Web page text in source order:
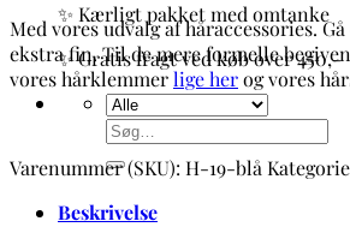
✨ Kærligt pakket med omtanke
✨ Gratis fragt ved køb over 450,-
Søg
Med vores udvalg af håraccessories.
ekstra fin. Til de mere formelle
vores hårklemmerlige herog vores
Varenummer (SKU): H-19-blå
Beskrivelse